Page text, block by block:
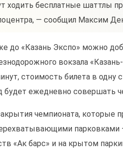
ходить бесплатные шаттлы
— сообщил Максим
до «Казань Экспо» можно
вокзала
стоимость билета в одну
будет ежедневно совершать
чемпионата, которые
«Ак барс» и на крытом